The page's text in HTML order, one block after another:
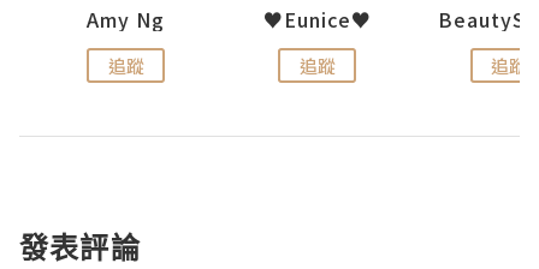
Amy Ng
追蹤
♥Eunice♥
追蹤 追蹤
發表評論